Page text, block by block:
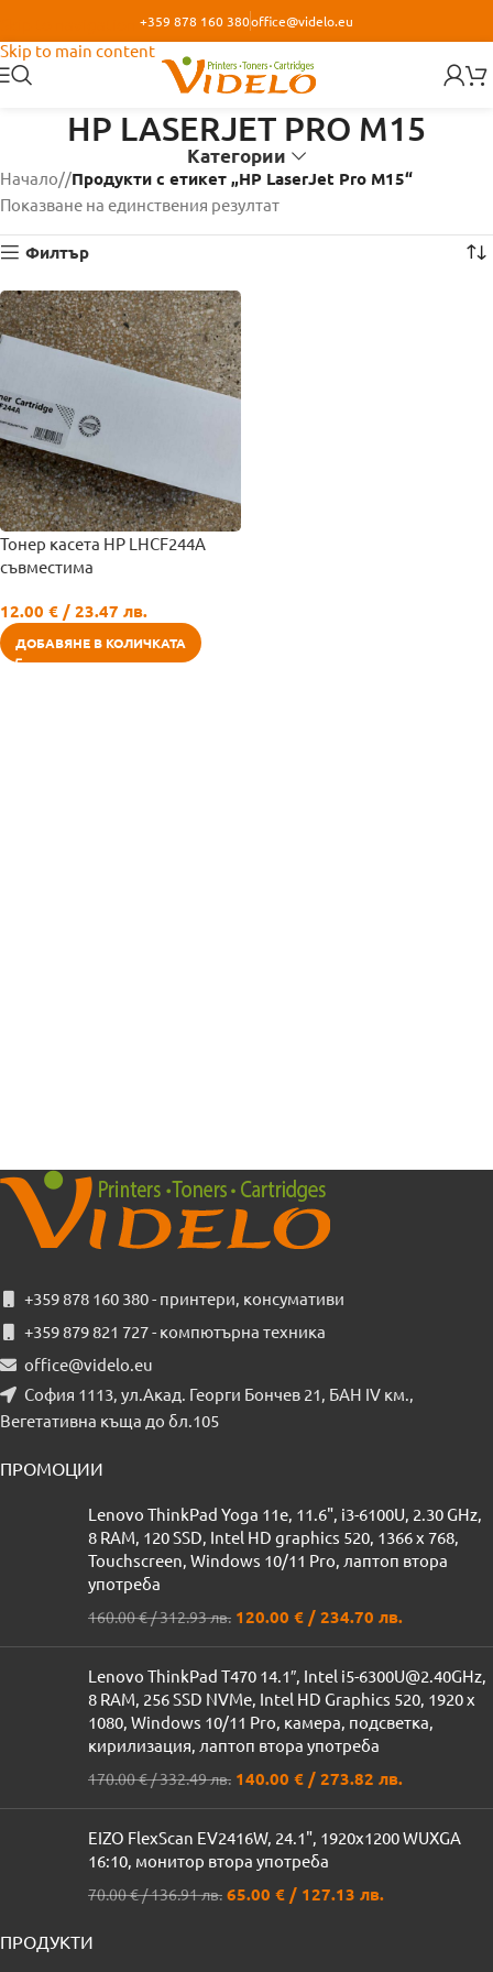
Skip to main content
+359 878 160 380office@videlo.eu
HP LASERJET PRO M15
Категории
Начало/ Продукти с етикет „HP LaserJet Pro M15“
Показване на единствения резултат
Филтър
Тонер касета HP LHCF244A
съвместима
12.00 € / 23.47 лв.
ДОБАВЯНЕ В КОЛИЧКАТА
+359 878 160 380 - принтери, консумативи
+359 879 821 727 - компютърна техника
office@videlo.eu
София 1113, ул.Акад. Георги Бончев 21, БАН IV км.,
Вегетативна къща до бл.105
ПРОМОЦИИ
Lenovo ThinkPad Yoga 11e, 11.6", i3-6100U, 2.30 GHz,
8 RAM, 120 SSD, Intel HD graphics 520, 1366 x 768,
Touchscreen, Windows 10/11 Pro, лаптоп втора
употреба
160.00€/ 312.93 лв. 120.00 € / 234.70 лв.
Lenovo ThinkPad T470 14.1″, Intel i5-6300U@2.40GHz,
8 RAM, 256 SSD NVMe, Intel HD Graphics 520, 1920 x
1080, Windows 10/11 Pro, камера, подсветка,
кирилизация, лаптоп втора употреба
170.00€/ 332.49 лв. 140.00 € / 273.82 лв.
EIZO FlexScan EV2416W, 24.1", 1920x1200 WUXGA
16:10, монитор втора употреба
70.00€/ 136.91 лв. 65.00 € / 127.13 лв.
ПРОДУКТИ